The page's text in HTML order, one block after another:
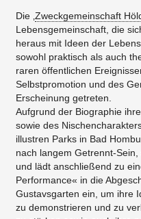
Die ‚Zweckgemeinschaft
Lebensgemeinschaft, die
heraus mit Ideen der
sowohl praktisch als auch
raren öffentlichen
Selbstpromotion und des
Erscheinung getreten.
Aufgrund der Biographie
sowie des
illustren Parks in Bad
nach langem Getrennt-
und lädt anschließend zu
Performance« in die
Gustavsgarten ein, um ihre
zu demonstrieren und zu